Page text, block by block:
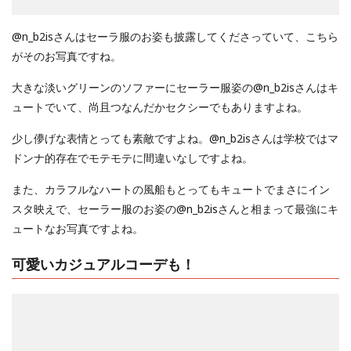
@n_b2isさんはセーラ服のお姿も披露してくださっていて、こちら
がそのお写真ですね。
大きな淡いグリーンのソファーにセーラー服姿の@n_b2isさんはキ
ュートでいて、尚且つなんだかセクシーでもありますよね。
少し儚げな表情とっても素敵ですよね。@n_b2isさんは学校ではマ
ドンナ的存在でモテモテに間違いなしですよね。
また、カラフルなハートの風船もとってもキュートでまさにイン
スタ映えで、セーラー服のお姿の@n_b2isさんと相まって最強にキ
ュートなお写真ですよね。
可愛いカジュアルコーデも！